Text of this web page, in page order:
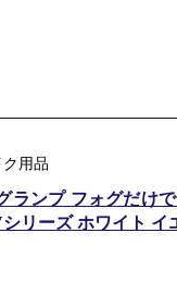
用品
ランプ フォグだけ
リーズ ホワイト イ